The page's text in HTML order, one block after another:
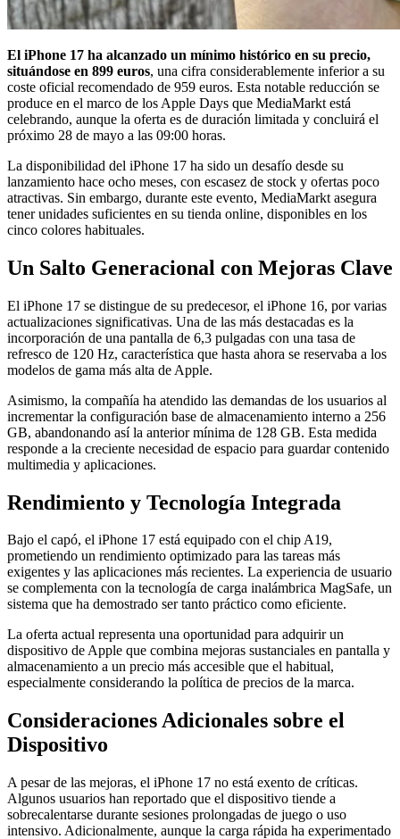
El iPhone 17 ha alcanzado un mínimo histórico en su precio,
situándose en 899 euros, una cifra considerablemente inferior a su
coste oficial recomendado de 959 euros. Esta notable reducción se
produce en el marco de los Apple Days que MediaMarkt está
celebrando, aunque la oferta es de duración limitada y concluirá el
próximo 28 de mayo a las 09:00 horas.
La disponibilidad del iPhone 17 ha sido un desafío desde su
lanzamiento hace ocho meses, con escasez de stock y ofertas poco
atractivas. Sin embargo, durante este evento, MediaMarkt asegura
tener unidades suficientes en su tienda online, disponibles en los
cinco colores habituales.
Un Salto Generacional con Mejoras Clave
El iPhone 17 se distingue de su predecesor, el iPhone 16, por varias
actualizaciones significativas. Una de las más destacadas es la
incorporación de una pantalla de 6,3 pulgadas con una tasa de
refresco de 120 Hz, característica que hasta ahora se reservaba a los
modelos de gama más alta de Apple.
Asimismo, la compañía ha atendido las demandas de los usuarios al
incrementar la configuración base de almacenamiento interno a 256
GB, abandonando así la anterior mínima de 128 GB. Esta medida
responde a la creciente necesidad de espacio para guardar contenido
multimedia y aplicaciones.
Rendimiento y Tecnología Integrada
Bajo el capó, el iPhone 17 está equipado con el chip A19,
prometiendo un rendimiento optimizado para las tareas más
exigentes y las aplicaciones más recientes. La experiencia de usuario
se complementa con la tecnología de carga inalámbrica MagSafe, un
sistema que ha demostrado ser tanto práctico como eficiente.
La oferta actual representa una oportunidad para adquirir un
dispositivo de Apple que combina mejoras sustanciales en pantalla y
almacenamiento a un precio más accesible que el habitual,
especialmente considerando la política de precios de la marca.
Consideraciones Adicionales sobre el
Dispositivo
A pesar de las mejoras, el iPhone 17 no está exento de críticas.
Algunos usuarios han reportado que el dispositivo tiende a
sobrecalentarse durante sesiones prolongadas de juego o uso
intensivo. Adicionalmente, aunque la carga rápida ha experimentado